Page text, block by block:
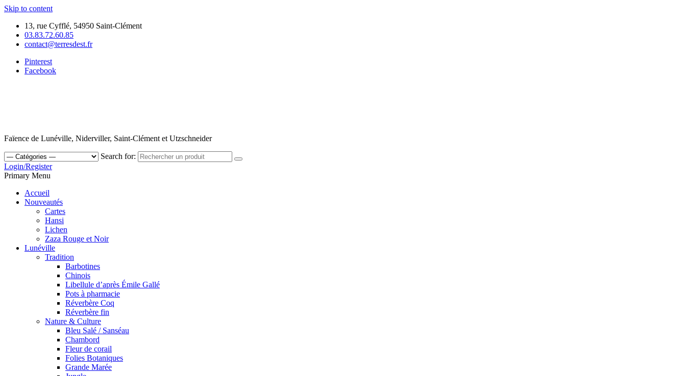
Skip to content
13, rue Cyfflé, 54950 Saint-Clément
03.83.72.60.85
contact@terresdest.fr
Pinterest
Facebook
Faïence de Lunéville, Niderviller, Saint-Clément et Utzschneider
Search for:
Login/Register
Primary Menu
Accueil
Nouveautés
Cartes
Hansi
Lichen
Zaza Rouge et Noir
Lunéville
Tradition
Barbotines
Chinois
Libellule d’après Émile Gallé
Pots à pharmacie
Réverbère Coq
Réverbère fin
Nature & Culture
Bleu Salé / Sanséau
Chambord
Fleur de corail
Folies Botaniques
Grande Marée